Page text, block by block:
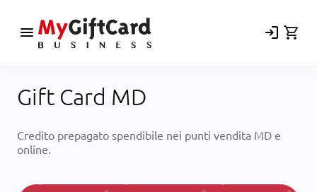
menu login shopping_cart
Gift Card MD
Credito prepagato spendibile nei punti vendita MD e
online.